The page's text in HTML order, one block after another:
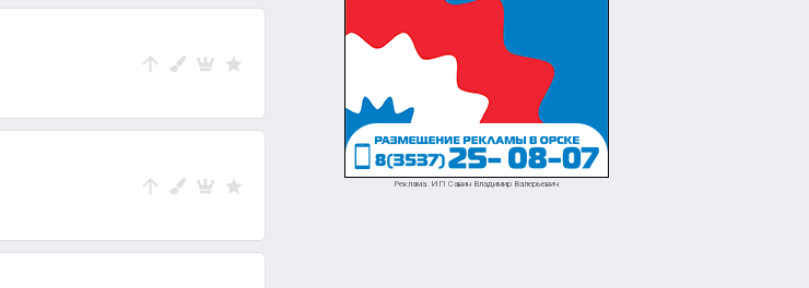
Кредитование
Разное
Реклама. ИП Савин Владимир Валерьевич